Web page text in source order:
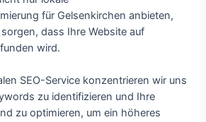
für Gelsenkirchen anbieten,
dass Ihre Website auf
wird.
SEO-Service konzentrieren wir uns
zu identifizieren und Ihre
zu optimieren, um ein höheres